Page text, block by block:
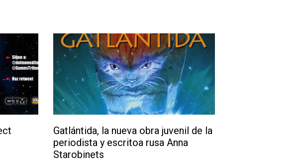
Gatlántida, la nueva obra juvenil de la
periodista y escritoa rusa Anna
Starobinets